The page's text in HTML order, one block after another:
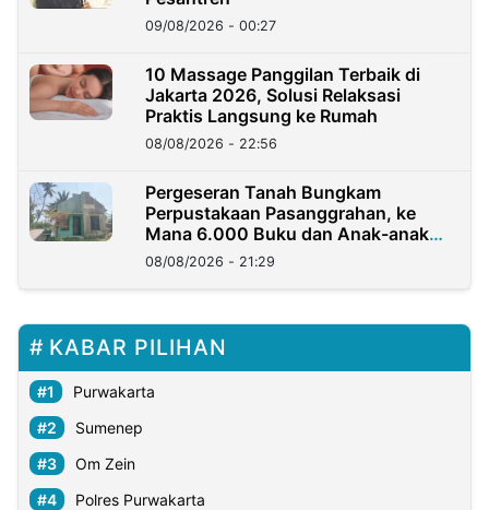
09/08/2026 - 00:27
10 Massage Panggilan Terbaik di
Jakarta 2026, Solusi Relaksasi
Praktis Langsung ke Rumah
08/08/2026 - 22:56
Pergeseran Tanah Bungkam
Perpustakaan Pasanggrahan, ke
Mana 6.000 Buku dan Anak-anak
Kini?
08/08/2026 - 21:29
KABAR PILIHAN
Purwakarta
Sumenep
Om Zein
Polres Purwakarta